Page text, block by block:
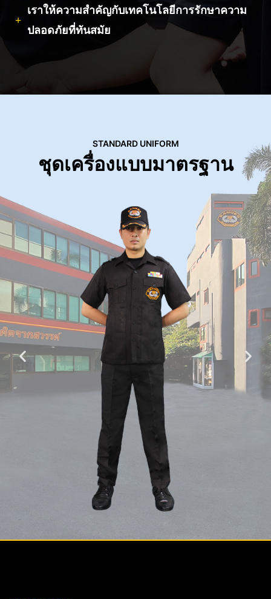
เราให้ความสำคัญกับเทคโนโลยีการรักษาความ
ปลอดภัยที่ทันสมัย
STANDARD UNIFORM
ชุดเครื่องแบบมาตรฐาน